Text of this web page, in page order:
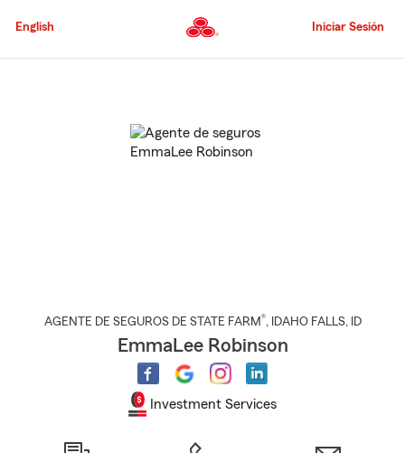
al
principal
English Iniciar Sesión
AGENTE DE SEGUROS DE STATE FARM®, IDAHO FALLS, ID
EmmaLee Robinson
Investment Services